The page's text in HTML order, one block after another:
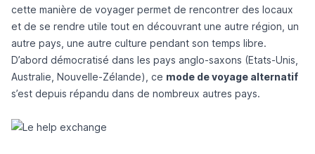
cette manière de voyager permet de rencontrer des locaux
et de se rendre utile tout en découvrant une autre région, un
autre pays, une autre culture pendant son temps libre.
D’abord démocratisé dans les pays anglo-saxons (Etats-Unis,
Australie, Nouvelle-Zélande), ce mode de voyage alternatif
s’est depuis répandu dans de nombreux autres pays.